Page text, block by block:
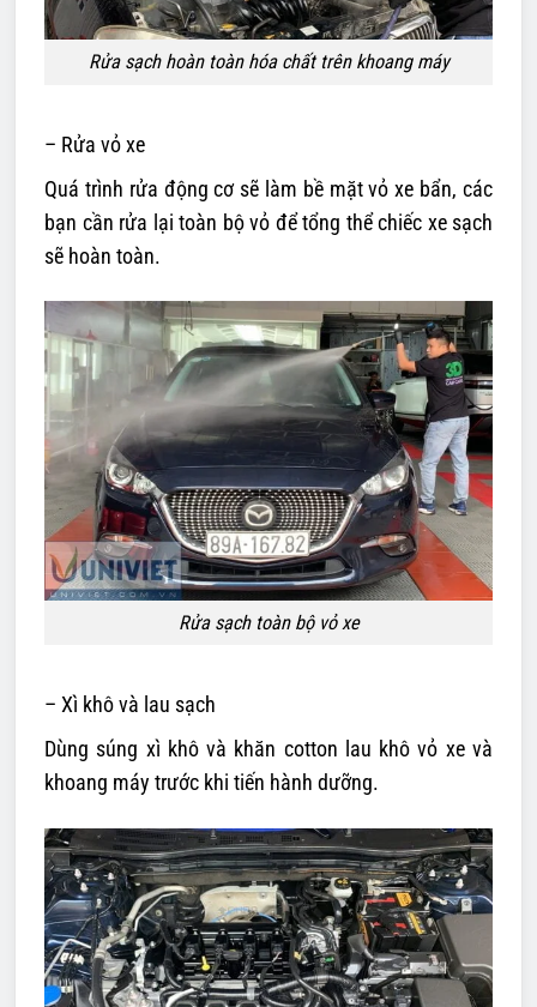
Rửa sạch hoàn toàn hóa chất trên khoang máy
– Rửa vỏ xe
Quá trình rửa động cơ sẽ làm bề mặt vỏ xe bẩn, các
bạn cần rửa lại toàn bộ vỏ để tổng thể chiếc xe sạch
sẽ hoàn toàn.
Rửa sạch toàn bộ vỏ xe
– Xì khô và lau sạch
Dùng súng xì khô và khăn cotton lau khô vỏ xe và
khoang máy trước khi tiến hành dưỡng.